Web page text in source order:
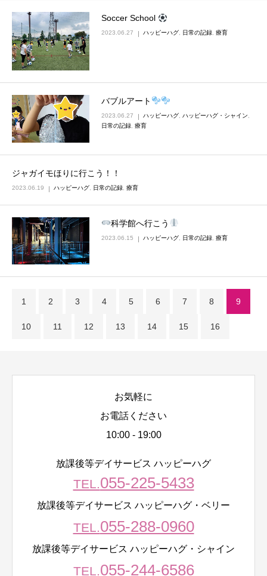
Soccer School
2023.06.27 ハッピーハグ 日常の記録 療育
バブルアート
2023.06.27 ハッピーハグ ハッピーハグ・シャイン
日常の記録 療育
ジャガイモほりに行こう！！
2023.06.19 ハッピーハグ 日常の記録 療育
科学館へ行こう
2023.06.15 ハッピーハグ 日常の記録 療育
1 2 3 4 5 6 7 8 9
10 11 12 13 14 15 16
お気軽に
お電話ください
10:00 - 19:00
放課後等デイサービス ハッピーハグ
TEL.055-225-5433
放課後等デイサービス ハッピーハグ・ベリー
TEL.055-288-0960
放課後等デイサービス ハッピーハグ・シャイン
TEL.055-244-6586